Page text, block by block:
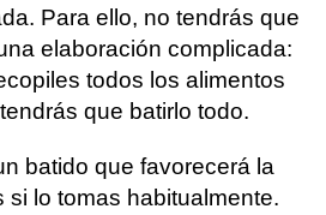
Para ello, no tendrás que
elaboración complicada:
todos los alimentos
que batirlo todo.
batido que favorecerá la
si lo tomas habitualmente.